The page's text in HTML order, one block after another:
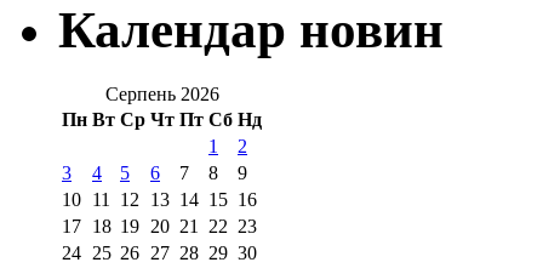
Календар новин
Серпень 2026
Пн Вт Ср Чт Пт Сб Нд
1
2
3
4 5 6 7 8
9
10 11 12 13 14 15 16
17 18 19 20 21 22 23
24 25 26 27 28 29 30